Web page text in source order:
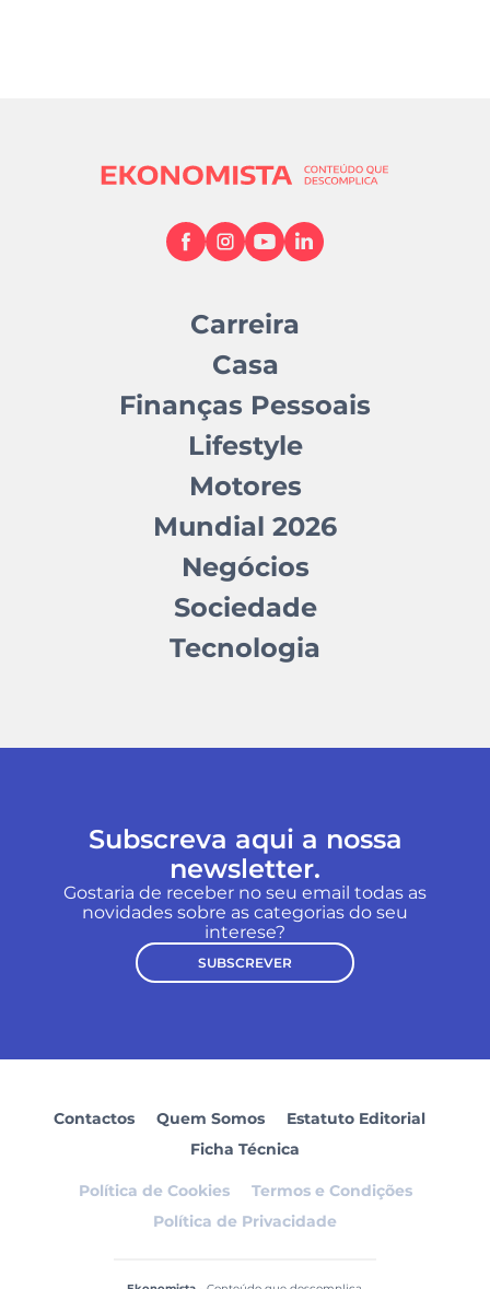
Carreira
Casa
Finanças Pessoais
Lifestyle
Motores
Mundial 2026
Negócios
Sociedade
Tecnologia
Subscreva aqui a nossa
newsletter.
Gostaria de receber no seu email todas as
novidades sobre as categorias do seu
interese?
SUBSCREVER
Contactos Quem Somos
Estatuto Editorial
Ficha Técnica
Política de Cookies
Termos e Condições
Política de Privacidade